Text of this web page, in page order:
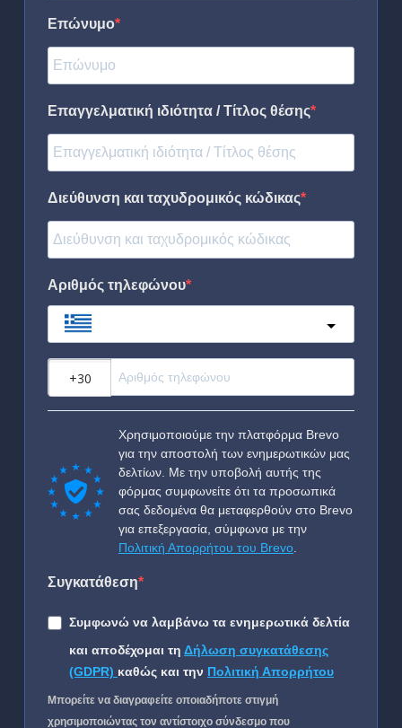
Επώνυμο
Επαγγελματική ιδιότητα / Τίτλος θέσης
Διεύθυνση και ταχυδρομικός κώδικας
Αριθμός τηλεφώνου
Χρησιμοποιούμε την πλατφόρμα Brevo
για την αποστολή των ενημερωτικών μας
δελτίων. Με την υποβολή αυτής της
φόρμας συμφωνείτε ότι τα προσωπικά
σας δεδομένα θα μεταφερθούν στο Brevo
για επεξεργασία, σύμφωνα με την
Πολιτική Απορρήτου του Brevo
Συγκατάθεση
Συμφωνώ να λαμβάνω τα ενημερωτικά δελτία
και αποδέχομαι τη Δήλωση συγκατάθεσης
(GDPR) καθώς και την Πολιτική Απορρήτου
Μπορείτε να διαγραφείτε οποιαδήποτε στιγμή
χρησιμοποιώντας τον αντίστοιχο σύνδεσμο που